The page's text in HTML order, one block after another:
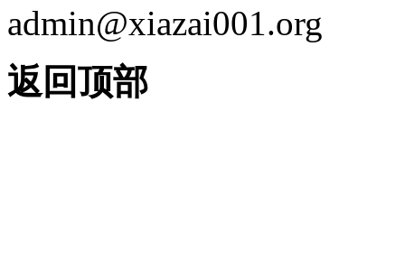
admin@xiazai001.org
返回顶部